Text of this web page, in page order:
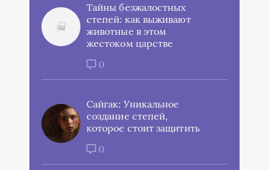
Тайны безжалостных
степей: как выживают
животные в этом
жестоком царстве
0
Сайгак: Уникальное
создание степей,
которое стоит защитить
0